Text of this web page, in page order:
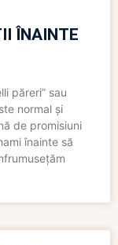
ÎNAINTE
păreri” sau
normal și
de promisiuni
înainte să